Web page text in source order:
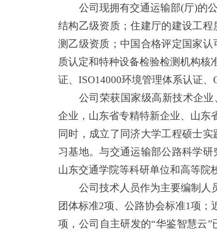
公司现拥有交通运输部(厅)的
结构乙级资质；住建厅的建设工
测乙级资质； 中国合格评定国家
质认定和特种设备检验检测机构核
证、ISO14000环境管理体系认证
公司 荣获国家级高新技术企
企业，山东省专精特新企业、山东
同时，成立了同济大学工程硕士
习基地。与交通运输部公路科学
山东交通学院等科研单位和高等院
公司 技术人员作为主要编制人
团体标准2项、公路协会标准1项 ；
项，公司自主研发的“华鉴智慧云